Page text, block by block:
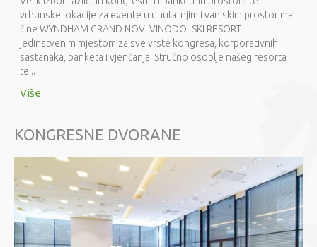
vrhunske lokacije za evente u unutarnjim i vanjskim prostorima
čine WYNDHAM GRAND NOVI VINODOLSKI RESORT
jedinstvenim mjestom za sve vrste kongresa, korporativnih
sastanaka, banketa i vjenčanja. Stručno osoblje našeg resorta
te...
Više
KONGRESNE DVORANE